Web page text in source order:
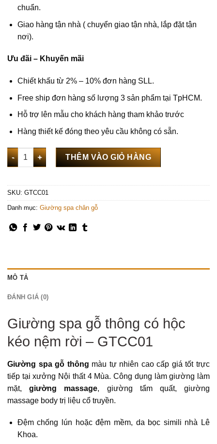
chuẩn.
Giao hàng tận nhà ( chuyển giao tận nhà, lắp đặt tận
nơi).
Ưu đãi – Khuyến mãi
Chiết khấu từ 2% – 10% đơn hàng SLL.
Free ship đơn hàng số lượng 3 sản phẩm tại TpHCM.
Hỗ trợ lên mẫu cho khách hàng tham khảo trước
Hàng thiết kế đóng theo yêu cầu không có sẵn.
Giường spa gỗ thông có hộc kéo nệm rời - GTCC01 số lượng
THÊM VÀO GIỎ HÀNG
SKU: GTCC01
Danh mục: Giường spa chân gỗ
MÔ TẢ
ĐÁNH GIÁ (0)
Giường spa gỗ thông có hộc
kéo nệm rời – GTCC01
Giường spa gỗ thông màu tự nhiên cao cấp giá tốt trực
tiếp tại xưởng Nội thất 4 Mùa. Công dụng làm giường làm
mặt,giường massage, giường tẩm quất, giường
massage body trị liệu cổ truyền.
Đệm chống lún hoặc đệm mềm, da bọc simili nhà Lê
Khoa.